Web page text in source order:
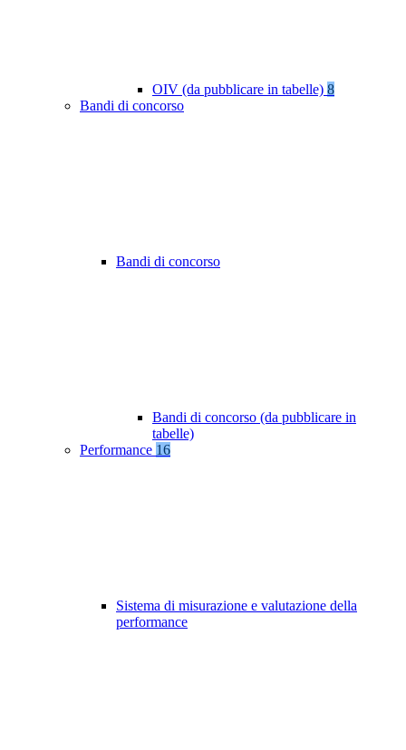
OIV (da pubblicare in tabelle) 8
Bandi di concorso
Bandi di concorso
Bandi di concorso (da pubblicare in
tabelle)
Performance 16
Sistema di misurazione e valutazione della
performance